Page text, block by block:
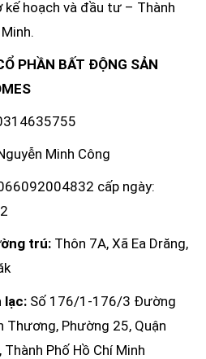
kế hoạch và đầu tư – Thành
PHẦN BẤT ĐỘNG SẢN
Minh Công
cấp ngày:
trú: Thôn 7A, Xã Ea Drăng,
lạc: Số 176/1-176/3 Đường
Thương, Phường 25, Quận
Thành Phố Hồ Chí Minh